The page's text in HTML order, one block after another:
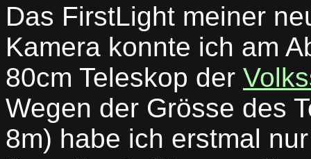
Das FirstLight meiner
Kamera konnte ich am
80cm Teleskop der
Wegen der Grösse des
8m) habe ich erstmal